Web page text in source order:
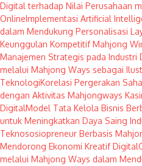
Digital terhadap Nilai Perusahaan
OnlineImplementasi Artificial
dalam Mendukung Personalisasi
Keunggulan Kompetitif Mahjong
Manajemen Strategis pada Industri
melalui Mahjong Ways sebagai
TeknologiKorelasi Pergerakan
dengan Aktivitas Mahjongways
DigitalModel Tata Kelola Bisnis
untuk Meningkatkan Daya Saing
Teknososiopreneur Berbasis
Mendorong Ekonomi Kreatif Digital
melalui Mahjong Ways dalam